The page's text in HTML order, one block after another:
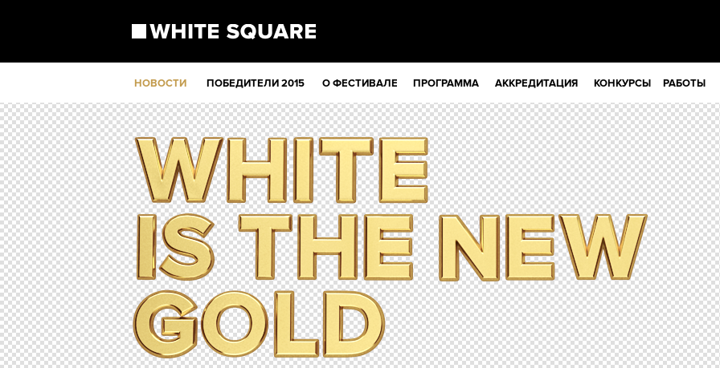
НОВОСТИ ПОБЕДИТЕЛИ 2015 О ФЕСТИВАЛЕ ПРОГРАММА АККРЕДИТАЦИЯ КОНКУРСЫ РАБОТЫ